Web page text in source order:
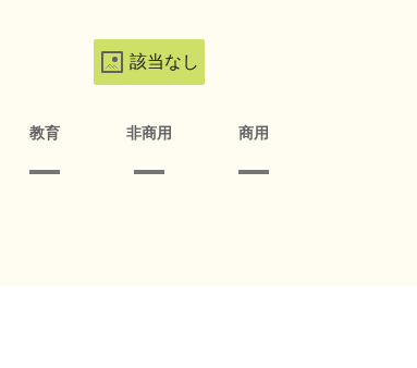
該当なし
教育 非商用 商用